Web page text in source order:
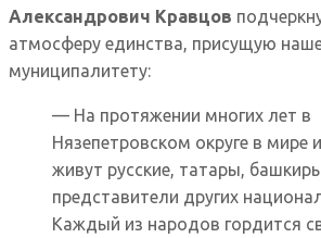
Александрович Кравцов
атмосферу единства, присущую
муниципалитету:
— На протяжении многих лет в
Нязепетровском округе в мире
живут русские, татары,
представители других
Каждый из народов гордится